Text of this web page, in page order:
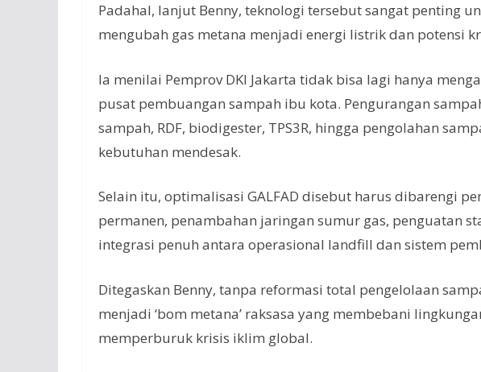
Padahal, lanjut Benny, teknologi tersebut sangat penting
mengubah gas metana menjadi energi listrik dan potensi
Ia menilai Pemprov DKI Jakarta tidak bisa lagi hanya
pusat pembuangan sampah ibu kota. Pengurangan
sampah, RDF, biodigester, TPS3R, hingga pengolahan
kebutuhan mendesak.
Selain itu, optimalisasi GALFAD disebut harus dibarengi
permanen, penambahan jaringan sumur gas, penguatan
integrasi penuh antara operasional landfill dan sistem
Ditegaskan Benny, tanpa reformasi total pengelolaan
menjadi ‘bom metana’ raksasa yang membebani
memperburuk krisis iklim global.